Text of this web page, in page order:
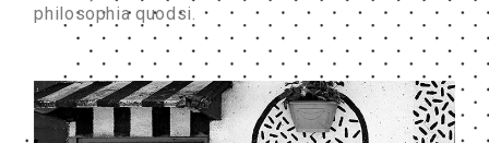
philosophia quodsi.